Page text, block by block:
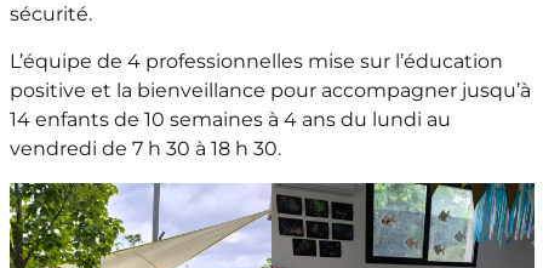
sécurité.
L’équipe de 4 professionnelles mise sur l’éducation
positive et la bienveillance pour accompagner jusqu’à
14 enfants de 10 semaines à 4 ans du lundi au
vendredi de 7 h 30 à 18 h 30.